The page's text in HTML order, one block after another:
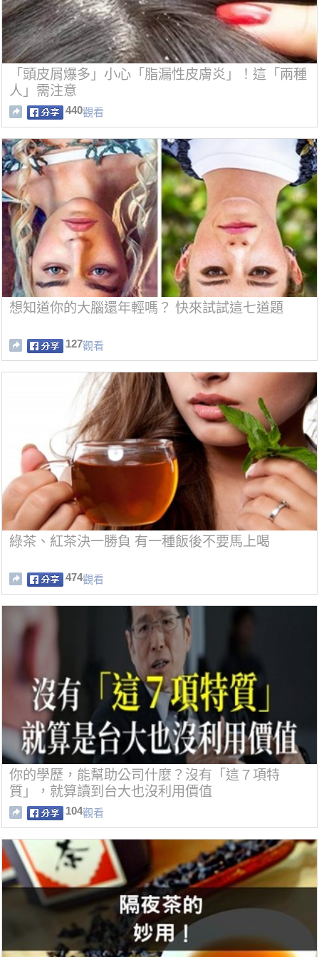
「頭皮屑爆多」小心「脂漏性皮膚炎」！這「兩種
人」需注意
440觀看
想知道你的大腦還年輕嗎？ 快來試試這七道題
127觀看
綠茶、紅茶決一勝負 有一種飯後不要馬上喝
474觀看
你的學歷，能幫助公司什麼？沒有「這７項特
質」，就算讀到台大也沒利用價值
104觀看